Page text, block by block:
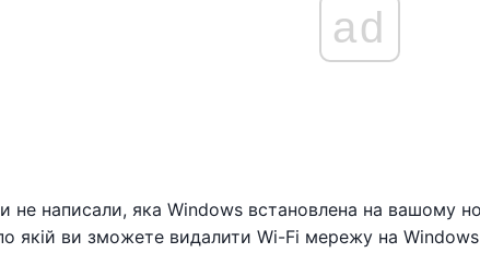
ad
написали, яка Windows встановлена ​​на вашому
якій ви зможете видалити Wi-Fi мережу на